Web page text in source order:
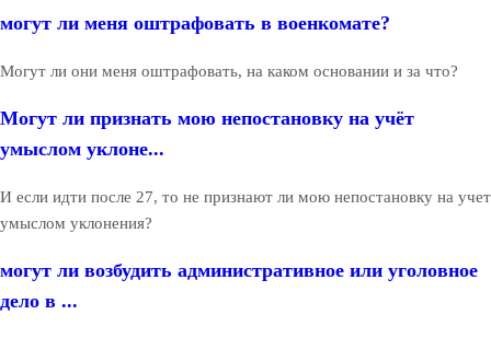
могут ли меня оштрафовать в военкомате?
Могут ли они меня оштрафовать, на каком основании и за что?
Могут ли признать мою непостановку на учёт
умыслом уклоне...
И если идти после 27, то не признают ли мою непостановку на учет
умыслом уклонения?
могут ли возбудить административное или уголовное
дело в ...